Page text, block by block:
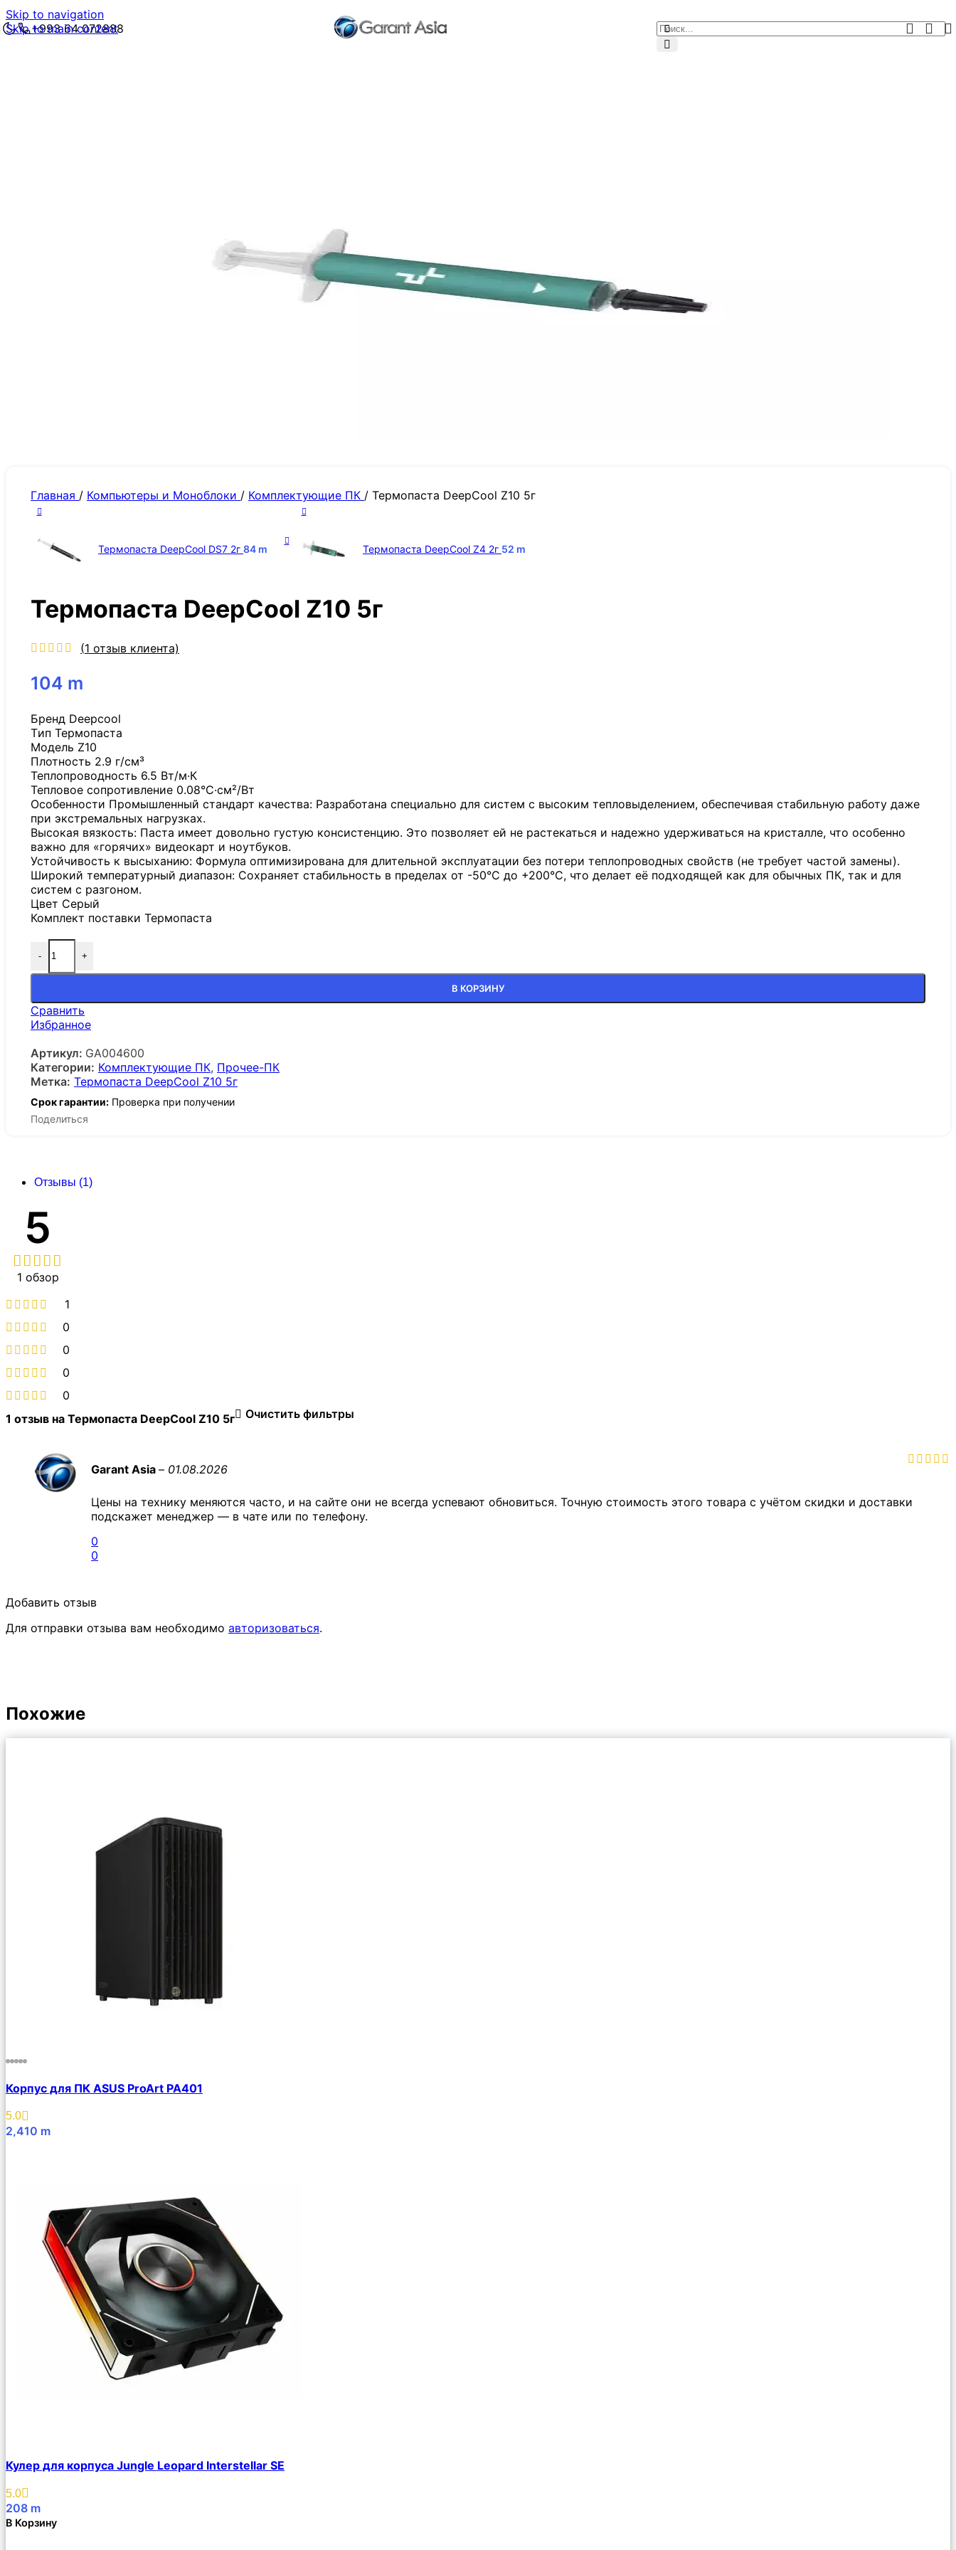
Skip to navigation
Skip to main content
+993 64 072888
Главная / Компьютеры и Моноблоки / Комплектующие ПК / Термопаста DeepCool Z10 5г
Термопаста DeepCool DS7 2г 84 m Термопаста DeepCool Z4 2г 52 m
Термопаста DeepCool Z10 5г
(1 отзыв клиента)
104 m
Бренд Deepcool
Tип Термопаста
Модель Z10
Плотность 2.9 г/см³
Теплопроводность 6.5 Вт/м·К
Тепловое сопротивление 0.08°C·см²/Вт
Особенности Промышленный стандарт качества: Разработана специально для систем с высоким тепловыделением, обеспечивая стабильную работу даже
при экстремальных нагрузках.
Высокая вязкость: Паста имеет довольно густую консистенцию. Это позволяет ей не растекаться и надежно удерживаться на кристалле, что особенно
важно для «горячих» видеокарт и ноутбуков.
Устойчивость к высыханию: Формула оптимизирована для длительной эксплуатации без потери теплопроводных свойств (не требует частой замены).
Широкий температурный диапазон: Сохраняет стабильность в пределах от -50°C до +200°C, что делает её подходящей как для обычных ПК, так и для
систем с разгоном.
Цвет Серый
Комплект поставки Термопаста
- +
В КОРЗИНУ
Сравнить
Избранное
Артикул: GA004600
Категории: Комплектующие ПК, Прочее-ПК
Метка: Термопаста DeepCool Z10 5г
Срок гарантии: Проверка при получении
Поделиться
Отзывы (1)
5
1 обзор
1
0
0
0
0
1 отзыв на Термопаста DeepCool Z10 5г Очистить фильтры
Garant Asia – 01.08.2026
Цены на технику меняются часто, и на сайте они не всегда успевают обновиться. Точную стоимость этого товара с учётом скидки и доставки
подскажет менеджер — в чате или по телефону.
0
0
Добавить отзыв
Для отправки отзыва вам необходимо авторизоваться.
Похожие
Корпус для ПК ASUS ProArt PA401
5.0
2,410 m
Кулер для корпуса Jungle Leopard Interstellar SE
5.0
208 m
В Корзину